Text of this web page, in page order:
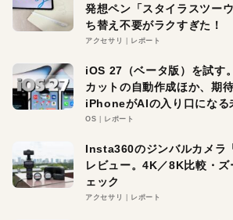
発想ペン「スタイラスツー
ち替え不要がラクすぎた！
アクセサリ レポート
iOS 27（ベータ版）を試す
カットの自動作成ほか、期
iPhoneがAIの入り口になる
OS レポート
Insta360のジンバルカメラ
レビュー。4K／8K比較・
ェック
アクセサリ レポート